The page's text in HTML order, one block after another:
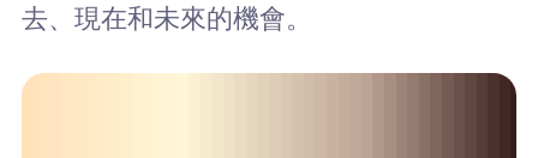
去、現在和未來的機會。